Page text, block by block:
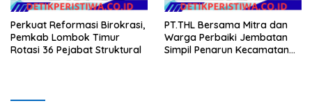
Perkuat Reformasi Birokrasi,
Pemkab Lombok Timur
Rotasi 36 Pejabat Struktural
PT.THL Bersama Mitra dan
Warga Perbaiki Jembatan
Simpil Penarun Kecamatan